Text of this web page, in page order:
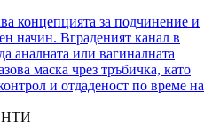
концепцията за подчинение и
начин. Вграденият канал в
аналната или вагиналната
маска чрез тръбичка, като
и отдаденост по време на